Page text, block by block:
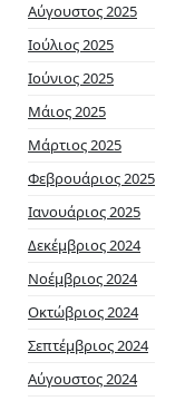
Αύγουστος 2025
Ιούλιος 2025
Ιούνιος 2025
Μάιος 2025
Μάρτιος 2025
Φεβρουάριος 2025
Ιανουάριος 2025
Δεκέμβριος 2024
Νοέμβριος 2024
Οκτώβριος 2024
Σεπτέμβριος 2024
Αύγουστος 2024